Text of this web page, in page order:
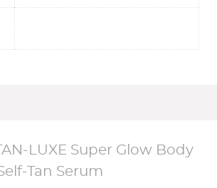
LUXE Super Glow Body
Tan Serum